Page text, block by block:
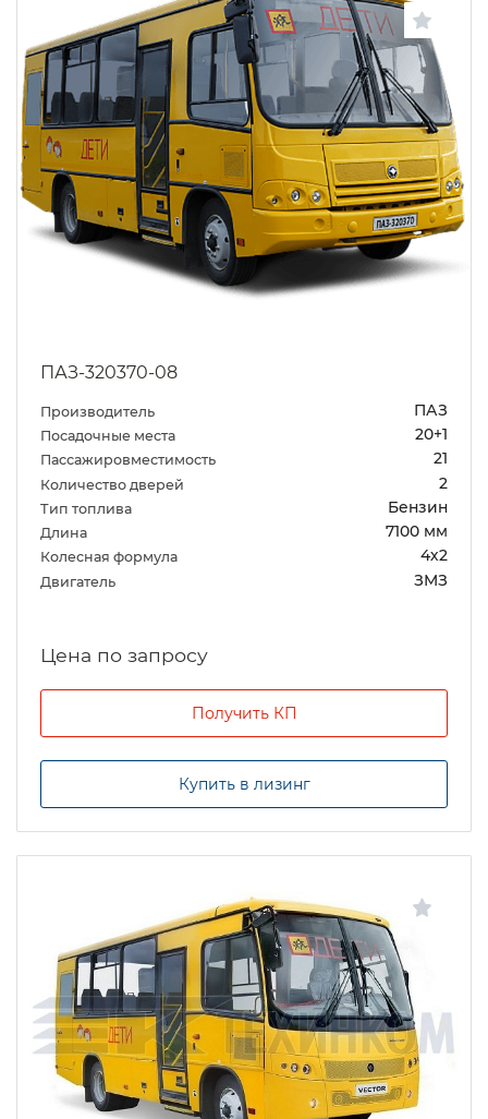
ПАЗ-320370-08
Производитель ПАЗ
Посадочные места 20+1
Пассажировместимость 21
Количество дверей 2
Тип топлива Бензин
Длина 7100 мм
Колесная формула 4х2
Двигатель ЗМЗ
Цена по запросу
Получить КП
Купить в лизинг